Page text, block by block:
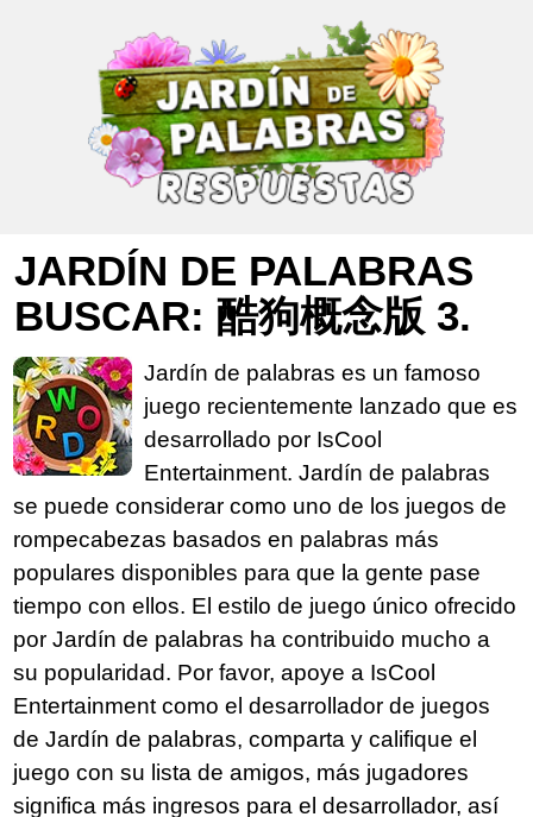
JARDÍN DE PALABRAS
BUSCAR: 酷狗概念版 3.
Jardín de palabras es un famoso
juego recientemente lanzado que es
desarrollado por IsCool
Entertainment. Jardín de palabras
se puede considerar como uno de los juegos de
rompecabezas basados en palabras más
populares disponibles para que la gente pase
tiempo con ellos. El estilo de juego único ofrecido
por Jardín de palabras ha contribuido mucho a
su popularidad. Por favor, apoye a IsCool
Entertainment como el desarrollador de juegos
de Jardín de palabras, comparta y califique el
juego con su lista de amigos, más jugadores
significa más ingresos para el desarrollador, así